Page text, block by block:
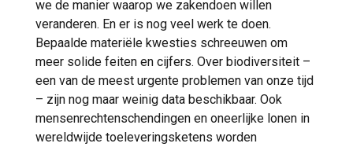
we de manier waarop we zakendoen willen
veranderen. En er is nog veel werk te doen.
Bepaalde materiële kwesties schreeuwen om
meer solide feiten en cijfers. Over biodiversiteit –
een van de meest urgente problemen van onze tijd
– zijn nog maar weinig data beschikbaar. Ook
mensenrechtenschendingen en oneerlijke lonen in
wereldwijde toeleveringsketens worden